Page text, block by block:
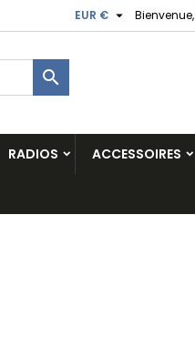
Bienvenue,
EUR € 

RADIOS ACCESSOIRES